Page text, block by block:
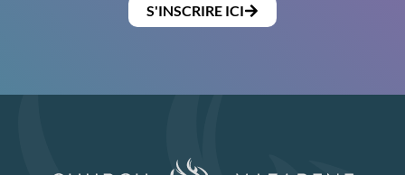
S'INSCRIRE ICI